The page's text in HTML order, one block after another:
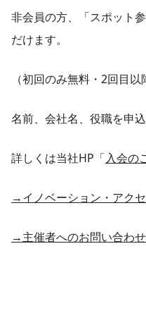
非会員の方、「スポット
だけます。
（初回のみ無料・2回目
名前、会社名、役職を申
詳しくは当社HP「入会の
→イノベーション・アク
→主催者へのお問い合わ